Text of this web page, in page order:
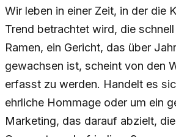
Wir leben in einer Zeit, in der die
Trend betrachtet wird, die
Ramen, ein Gericht, das über
gewachsen ist, scheint von den
erfasst zu werden. Handelt es
ehrliche Hommage oder um ein
Marketing, das darauf abzielt,